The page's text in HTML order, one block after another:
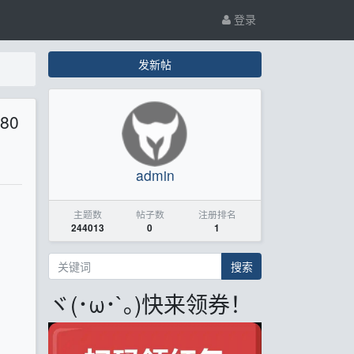
登录
发新帖
admin
主题数
244013
帖子数
0
注册排名
1
搜索
ヾ(･ω･`｡)快来领券！